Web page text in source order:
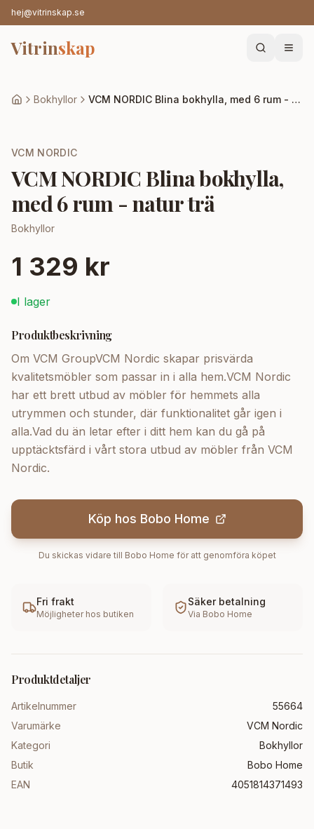
hej@vitrinskap.se
Vitrinskap
Bokhyllor VCM NORDIC Blina bokhylla, med 6 rum - natur trä
VCM NORDIC
VCM NORDIC Blina bokhylla,
med 6 rum - natur trä
Bokhyllor
1 329 kr
I lager
Produktbeskrivning
Om VCM GroupVCM Nordic skapar prisvärda
kvalitetsmöbler som passar in i alla hem.VCM Nordic
har ett brett utbud av möbler för hemmets alla
utrymmen och stunder, där funktionalitet går igen i
alla.Vad du än letar efter i ditt hem kan du gå på
upptäcktsfärd i vårt stora utbud av möbler från VCM
Nordic.
Köp hos Bobo Home
Du skickas vidare till Bobo Home för att genomföra köpet
Fri frakt
Möjligheter hos butiken
Säker betalning
Via Bobo Home
Produktdetaljer
Artikelnummer
55664
Varumärke
VCM Nordic
Kategori
Bokhyllor
Butik
Bobo Home
EAN
4051814371493